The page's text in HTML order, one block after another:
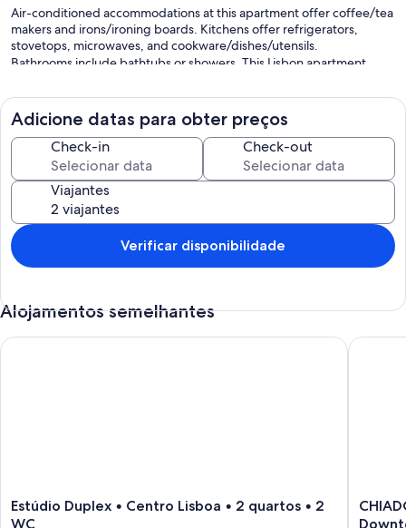
Air-conditioned accommodations at this apartment offer coffee/tea
makers and irons/ironing boards. Kitchens offer refrigerators,
stovetops, microwaves, and cookware/dishes/utensils.
Bathrooms include bathtubs or showers. This Lisbon apartment
100+ Mbps (good for 1–2 people or up to 6 devices).
Adicione datas para obter preços
Check-in Check-out
Viajantes
Verificar disponibilidade
Alojamentos semelhantes
Estúdio
Duplex
Estúdio Duplex • Centro Lisboa • 2 quartos • 2
WC
Estúdio Duplex • Centro Lisboa • 2 quartos • 2 WC
CHIADO
*